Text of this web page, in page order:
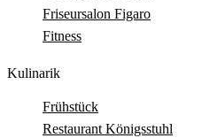
Friseursalon Figaro
Fitness
Kulinarik
Frühstück
Restaurant Königsstuhl